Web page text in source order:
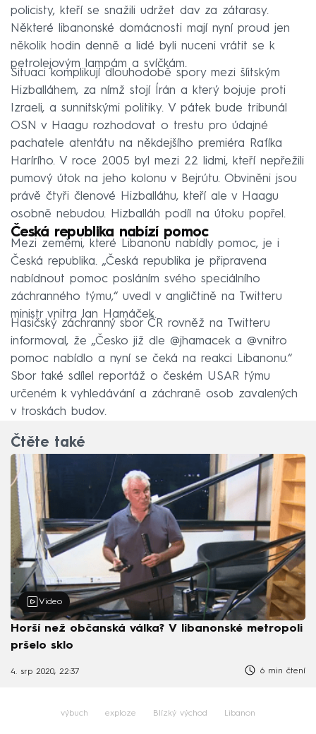
policisty, kteří se snažili udržet dav za zátarasy.
Některé libanonské domácnosti mají nyní proud jen
několik hodin denně a lidé byli nuceni vrátit se k
petrolejovým lampám a svíčkám.
Situaci komplikují dlouhodobě spory mezi šíitským
Hizballáhem, za nímž stojí Írán a který bojuje proti
Izraeli, a sunnitskými politiky. V pátek bude tribunál
OSN v Haagu rozhodovat o trestu pro údajné
pachatele atentátu na někdejšího premiéra Rafíka
Harírího. V roce 2005 byl mezi 22 lidmi, kteří nepřežili
pumový útok na jeho kolonu v Bejrútu. Obviněni jsou
právě čtyři členové Hizballáhu, kteří ale v Haagu
osobně nebudou. Hizballáh podíl na útoku popřel.
Česká republika nabízí pomoc
Mezi zeměmi, které Libanonu nabídly pomoc, je i
Česká republika. „Česká republika je připravena
nabídnout pomoc posláním svého speciálního
záchranného týmu,“ uvedl v angličtině na Twitteru
ministr vnitra Jan Hamáček.
Hasičský záchranný sbor ČR rovněž na Twitteru
informoval, že „Česko již dle @jhamacek a @vnitro
pomoc nabídlo a nyní se čeká na reakci Libanonu.“
Sbor také sdílel reportáž o českém USAR týmu
určeném k vyhledávání a záchraně osob zavalených
v troskách budov.
Čtěte také
Video
Horší než občanská válka? V libanonské metropoli
pršelo sklo
4. srp 2020, 22:37 6 min čtení
výbuch exploze Blízký východ Libanon